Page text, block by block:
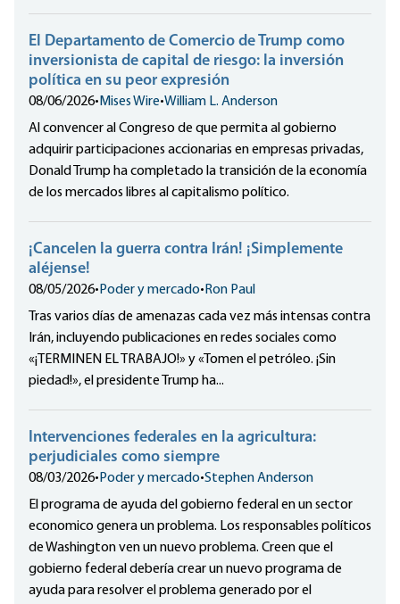
El Departamento de Comercio de Trump como
inversionista de capital de riesgo: la inversión
política en su peor expresión
08/06/2026• Mises Wire•William L. Anderson
Al convencer al Congreso de que permita al gobierno
adquirir participaciones accionarias en empresas privadas,
Donald Trump ha completado la transición de la economía
de los mercados libres al capitalismo político.
¡Cancelen la guerra contra Irán! ¡Simplemente
aléjense!
08/05/2026• Poder y mercado• Ron Paul
Tras varios días de amenazas cada vez más intensas contra
Irán, incluyendo publicaciones en redes sociales como
«¡TERMINEN EL TRABAJO!» y «Tomen el petróleo. ¡Sin
piedad!», el presidente Trump ha...
Intervenciones federales en la agricultura:
perjudiciales como siempre
08/03/2026• Poder y mercado•Stephen Anderson
El programa de ayuda del gobierno federal en un sector
economico genera un problema. Los responsables políticos
de Washington ven un nuevo problema. Creen que el
gobierno federal debería crear un nuevo programa de
ayuda para resolver el problema generado por el